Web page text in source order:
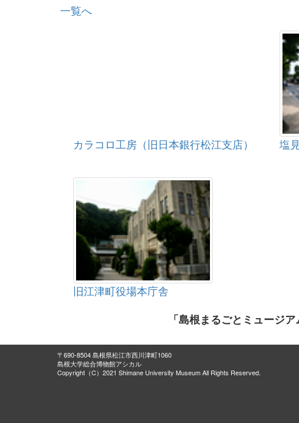
一覧へ
カラコロ工房（旧日本銀行松江支店） 塩
旧江津町役場本庁舎
「島根まるごとミュージ
〒690-8504 島根県松江市西川津町1060
島根大学総合博物館アシカル
Copyright（C）2021 Shimane University Museum All Rights Reserved.